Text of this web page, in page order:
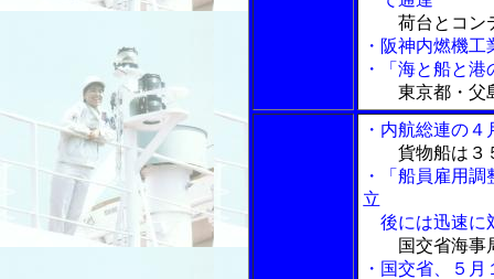
荷台とコン
・阪神内燃機
・「海と船と
東京都・
・内航総連の
貨物船は３
・「船員雇用
立
後には迅速に
国交省海
・国交省、５